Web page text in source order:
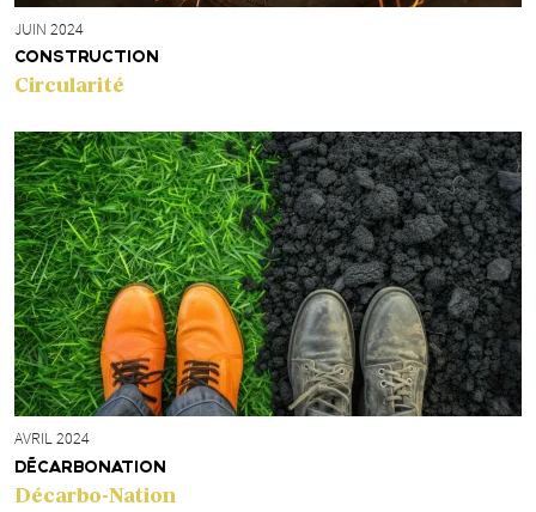
JUIN 2024
CONSTRUCTION
Circularité
AVRIL 2024
DÉCARBONATION
Décarbo-Nation